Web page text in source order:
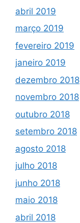
abril 2019
março 2019
fevereiro 2019
janeiro 2019
dezembro 2018
novembro 2018
outubro 2018
setembro 2018
agosto 2018
julho 2018
junho 2018
maio 2018
abril 2018